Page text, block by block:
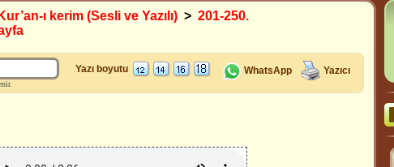
Kur’an-ı kerim (Sesli ve Yazılı) > 201-250.
Yazı boyutu WhatsApp Yazıcı